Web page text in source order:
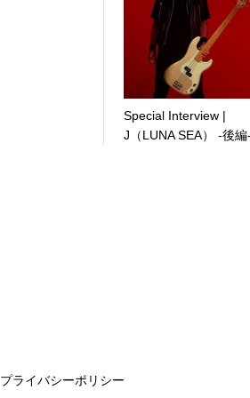
Special Interview |
J（LUNA SEA） -後
プライバシーポリシー